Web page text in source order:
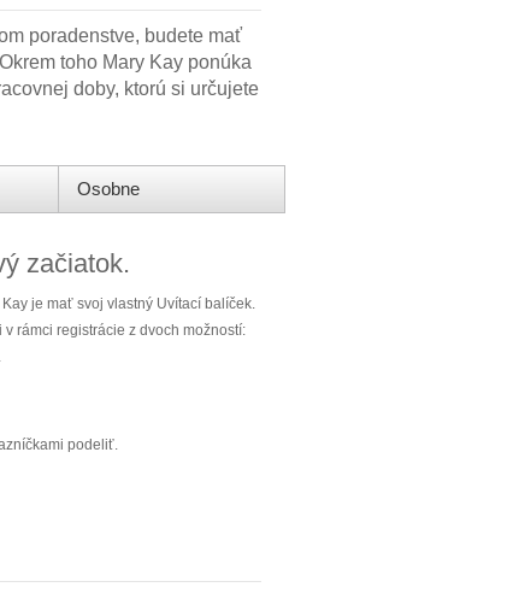
poradenstve, budete mať
toho Mary Kay ponúka
doby, ktorú si určujete
Osobne
začiatok.
je mať svoj vlastný Uvítací balíček.
rámci registrácie z dvoch možností:
podeliť.